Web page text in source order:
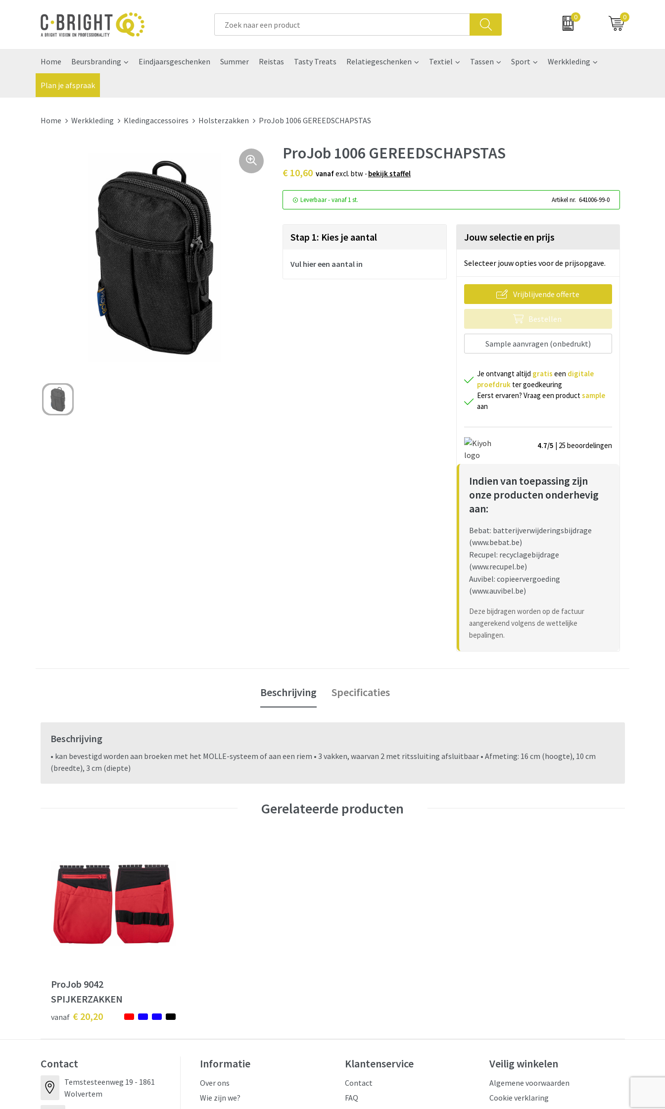
0 0
Home Beursbranding Eindjaarsgeschenken Summer Reistas Tasty Treats Relatiegeschenken Textiel Tassen Sport Werkkleding
Plan je afspraak
Home Werkkleding Kledingaccessoires Holsterzakken ProJob 1006 GEREEDSCHAPSTAS
ProJob 1006 GEREEDSCHAPSTAS
€ 10,60 vanafexcl. btw - bekijk staffel
Leverbaar-vanaf1 st. Artikel nr. 641006-99-0
Stap 1: Kies je aantal
Vul hier een aantal in
Jouw selectie en prijs
Selecteer jouw opties voor de prijsopgave.
Vrijblijvende offerte
Bestellen
Sample aanvragen (onbedrukt)
Je ontvangt altijd gratis een digitale
proefdrukter goedkeuring
Eerst ervaren? Vraag een productsample
aan
4.7/5 | 25 beoordelingen
Indien van toepassing zijn
onze producten onderhevig
aan:
Bebat: batterijverwijderingsbijdrage
(www.bebat.be)
Recupel: recyclagebijdrage
(www.recupel.be)
Auvibel: copieervergoeding
(www.auvibel.be)
Deze bijdragen worden op de factuur
aangerekend volgens de wettelijke
bepalingen.
Beschrijving Specificaties
Beschrijving
• kan bevestigd worden aan broeken met het MOLLE-systeem of aan een riem • 3 vakken, waarvan 2 met ritssluiting afsluitbaar • Afmeting: 16 cm (hoogte), 10 cm
(breedte), 3 cm (diepte)
Gerelateerde producten
ProJob 9042
SPIJKERZAKKEN
vanaf € 20,20
Contact
Temstesteenweg 19 - 1861
Wolvertem
Informatie
Over ons
Wie zijn we?
Klantenservice
Contact
FAQ
Veilig winkelen
Algemene voorwaarden
Cookie verklaring